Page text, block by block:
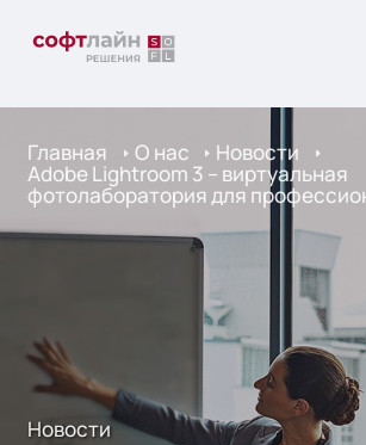
Главная О нас Новости
Adobe Lightroom 3 – виртуальная
фотолаборатория для
Новости